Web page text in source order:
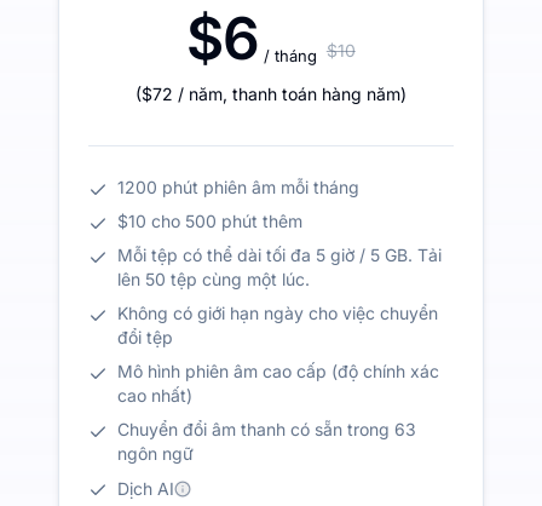
$6 / tháng $10
($72 / năm, thanh toán hàng năm)
1200 phút phiên âm mỗi tháng
$10 cho 500 phút thêm
Mỗi tệp có thể dài tối đa 5 giờ / 5 GB. Tải
lên 50 tệp cùng một lúc.
Không có giới hạn ngày cho việc chuyển
đổi tệp
Mô hình phiên âm cao cấp (độ chính xác
cao nhất)
Chuyển đổi âm thanh có sẵn trong 63
ngôn ngữ
Dịch AI